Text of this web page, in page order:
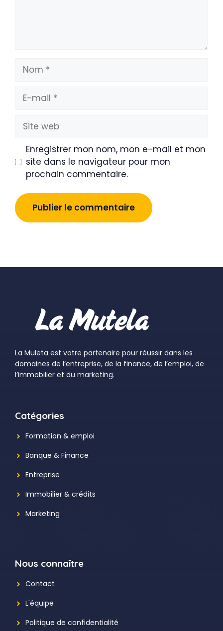
Nom
mail
Site
web
Enregistrer mon nom, mon e-mail et mon
site dans le navigateur pour mon
prochain commentaire.
La Muleta est votre partenaire pour réussir dans les
domaines de l’entreprise, de la finance, de l’emploi, de
l’immobilier et du marketing.
Catégories
Formation & emploi
Banque & Finance
Entreprise
Immobilier & crédits
Marketing
Nous connaître
Contact
L'équipe
Politique de confidentialité